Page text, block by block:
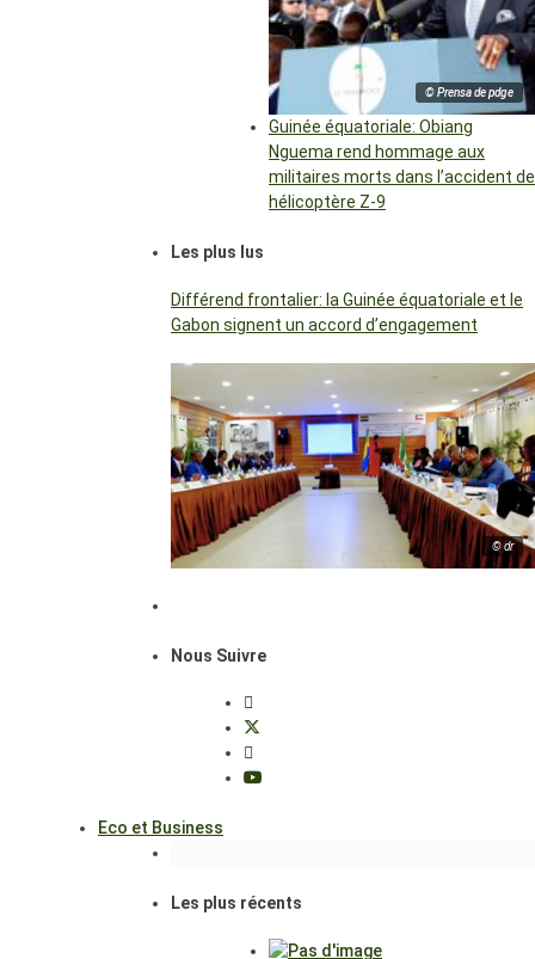
© Prensa de pdge
Guinée équatoriale: Obiang
Nguema rend hommage aux
militaires morts dans l’accident de
hélicoptère Z-9
Les plus lus
Différend frontalier: la Guinée équatoriale et le
Gabon signent un accord d’engagement
© dr
Nous Suivre
Eco et Business
Les plus récents